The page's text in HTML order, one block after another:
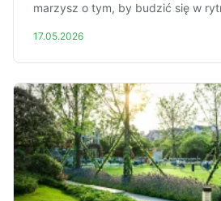
marzysz o tym, by budzić się w
17.05.2026